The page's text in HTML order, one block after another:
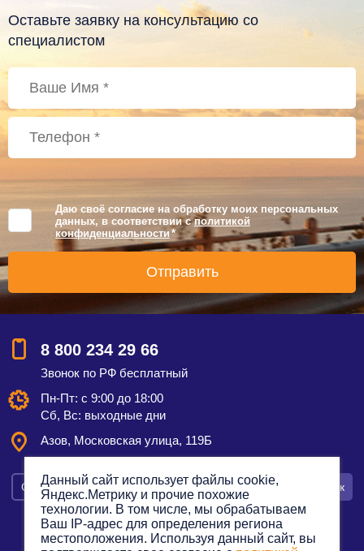
Оставьте заявку на консультацию со
специалистом
Даю своё согласие на обработку моих персональных
данных, в соответствии сполитикой
конфиденциальности *
8 800 234 29 66
Звонок по РФ бесплатный
Пн-Пт: с 9:00 до 18:00
Сб, Вс: выходные дни
Азов, Московская улица, 119Б
Смотреть на карте Оставить заявку Заказать звонок
Данный сайт использует файлы cookie,
Яндекс.Метрику и прочие похожие
технологии. В том числе, мы обрабатываем
Ваш IP-адрес для определения региона
местоположения. Используя данный сайт, вы